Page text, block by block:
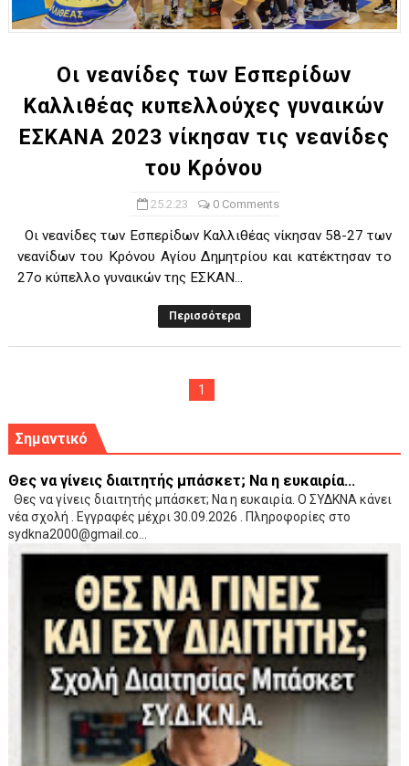
ΧΡΟΝΙΑ ΠΟΛΛΑ ΣΤΟ ΕΛΛΗΝΙΚΟ ΜΠΑΣΚΕΤ : 39Η ΕΠΕΤΕΙΟΣ ΑΠΟ
Ο δρόμος για τον 29ο τελικό κυπέλλου ανδρών ΕΣΚΑΝΑ
U21: Τεράστια πρόκριση για τον Πανελευσινιακό στον
Γ΄ανδρών play offs : "Σκληρό" καρύδι η Φιλία Περάματος
Οι νεανίδες των Εσπερίδων
Καλλιθέας κυπελλούχες γυναικών
ΕΣΚΑΝΑ 2023 νίκησαν τις νεανίδες
του Κρόνου
25.2.23 0 Comments
Oι νεανίδες των Εσπερίδων Καλλιθέας νίκησαν 58-27 των
νεανίδων του Κρόνου Αγίου Δημητρίου και κατέκτησαν το
27ο κύπελλο γυναικών της ΕΣΚΑΝ...
Περισσότερα
1
Σημαντικό
Θες να γίνεις διαιτητής μπάσκετ; Να η ευκαιρία...
Θες να γίνεις διαιτητής μπάσκετ; Να η ευκαιρία. Ο ΣΥΔΚΝΑ κάνει
νέα σχολή . Εγγραφές μέχρι 30.09.2026 . Πληροφορίες στο
sydkna2000@gmail.co...